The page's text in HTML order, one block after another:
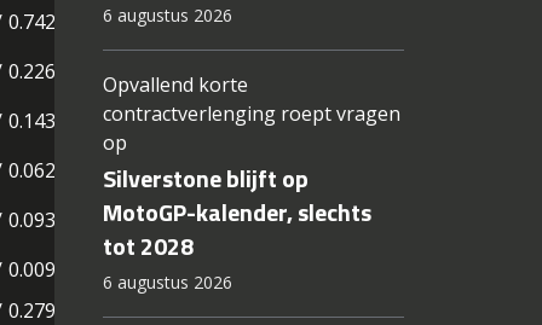
0.742
0.226
0.143
0.062
0.093
0.009
0.279
6 augustus 2026
Opvallend korte
contractverlenging roept vragen
op
Silverstone blijft op
MotoGP-kalender, slechts
tot 2028
6 augustus 2026